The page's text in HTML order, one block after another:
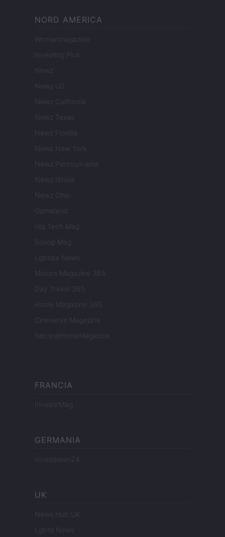
NORD AMERICA
Womanmagazine
Investing Plus
Newz
Newz US
Newz California
Newz Texas
Newz Florida
Newz New York
Newz Pennsylvania
Newz Illinois
Newz Ohio
Gameland
Hig Tech Mag
Scoop Mag
Lgbtqia News
Motors Magazine 365
Day Travel 365
Home Magazine 365
Cineverse Magazine
SecondHomeMagazine
FRANCIA
InvestirMag
GERMANIA
Investieren24
UK
News Hub UK
Lgbtq News